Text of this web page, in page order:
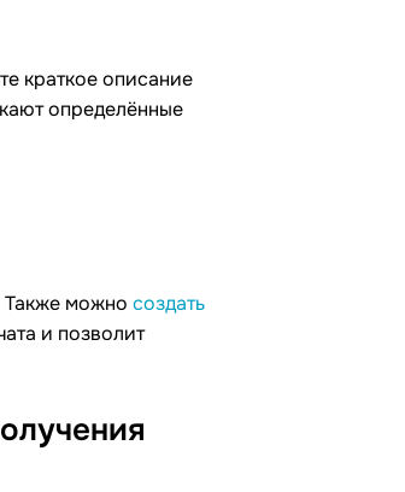
краткое описание
определённые
Также можно создать
и позволит